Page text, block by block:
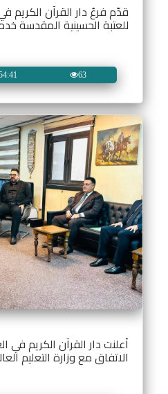
قدّم فرعُ دار القرآن الكريم
للعتبة الحسينية المقدسة
63
أعلنت دار القرآن الكريم في
الاتفاق مع وزارة التعليم